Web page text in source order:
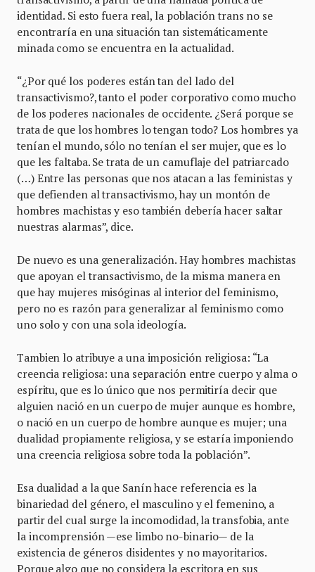
identidad. Si esto fuera real, la población trans no se
encontraría en una situación tan sistemáticamente
minada como se encuentra en la actualidad.
“¿Por qué los poderes están tan del lado del
transactivismo?, tanto el poder corporativo como mucho
de los poderes nacionales de occidente. ¿Será porque se
trata de que los hombres lo tengan todo? Los hombres ya
tenían el mundo, sólo no tenían el ser mujer, que es lo
que les faltaba. Se trata de un camuflaje del patriarcado
(…) Entre las personas que nos atacan a las feministas y
que defienden al transactivismo, hay un montón de
hombres machistas y eso también debería hacer saltar
nuestras alarmas”, dice.
De nuevo es una generalización. Hay hombres machistas
que apoyan el transactivismo, de la misma manera en
que hay mujeres misóginas al interior del feminismo,
pero no es razón para generalizar al feminismo como
uno solo y con una sola ideología.
Tambien lo atribuye a una imposición religiosa: “La
creencia religiosa: una separación entre cuerpo y alma o
espíritu, que es lo único que nos permitiría decir que
alguien nació en un cuerpo de mujer aunque es hombre,
o nació en un cuerpo de hombre aunque es mujer; una
dualidad propiamente religiosa, y se estaría imponiendo
una creencia religiosa sobre toda la población”.
Esa dualidad a la que Sanín hace referencia es la
binariedad del género, el masculino y el femenino, a
partir del cual surge la incomodidad, la transfobia, ante
la incomprensión —ese limbo no-binario— de la
existencia de géneros disidentes y no mayoritarios.
Porque algo que no considera la escritora en sus